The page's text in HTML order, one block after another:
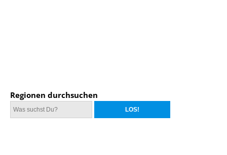
Regionen durchsuchen